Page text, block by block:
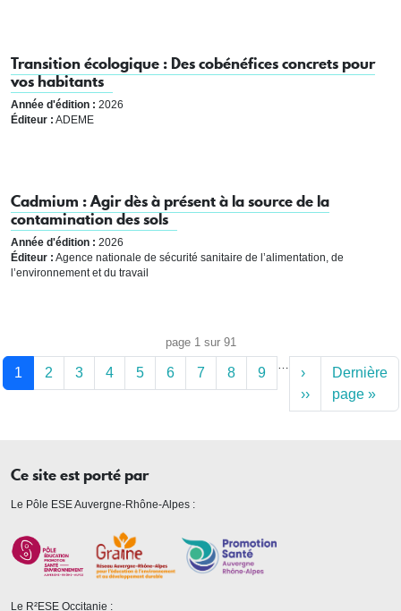
Transition écologique : Des cobénéfices concrets pour
vos habitants
Année d'édition : 2026
Éditeur : ADEME
Cadmium : Agir dès à présent à la source de la
contamination des sols
Année d'édition : 2026
Éditeur : Agence nationale de sécurité sanitaire de l’alimentation, de
l’environnement et du travail
page 1 sur 91
1 2 3 4 5 6 7 8 9
…
›
››
Dernière
page »
Ce site est porté par
Le Pôle ESE Auvergne-Rhône-Alpes :
Le R²ESE Occitanie :